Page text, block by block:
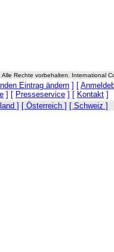
Rechte vorbehalten. International
Eintrag ändern ] [
] [ Presseservice ] [ Kontakt ]
] [ Österreich ] [ Schweiz ]